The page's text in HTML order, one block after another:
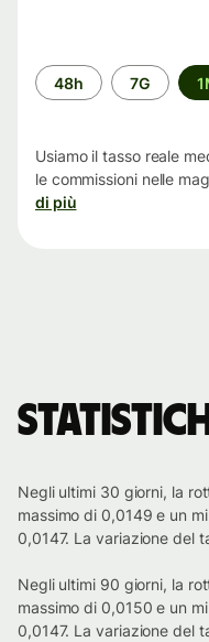
Periodo
di
48h 7G
Usiamo il tasso reale
le commissioni nelle
di più
Negli ultimi 30 giorni, la
massimo di 0,0149 e un
0,0147. La variazione del
Negli ultimi 90 giorni, la
massimo di 0,0150 e un
0,0147. La variazione del